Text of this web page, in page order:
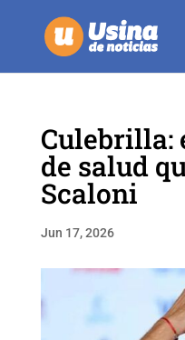
Culebrilla:
de salud
Scaloni
Jun 17, 2026